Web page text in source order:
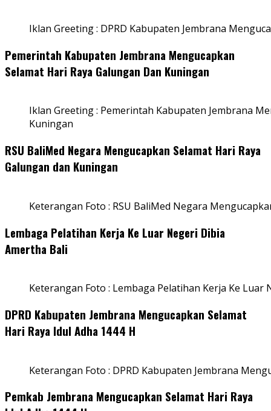
Iklan Greeting : DPRD Kabupaten Jembrana
Pemerintah Kabupaten Jembrana Mengucapkan
Selamat Hari Raya Galungan Dan Kuningan
Iklan Greeting : Pemerintah Kabupaten Jembrana
Kuningan
RSU BaliMed Negara Mengucapkan Selamat Hari Raya
Galungan dan Kuningan
Keterangan Foto : RSU BaliMed Negara
Lembaga Pelatihan Kerja Ke Luar Negeri Dibia
Amertha Bali
Keterangan Foto : Lembaga Pelatihan Kerja Ke Luar
DPRD Kabupaten Jembrana Mengucapkan Selamat
Hari Raya Idul Adha 1444 H
Keterangan Foto : DPRD Kabupaten Jembrana
Pemkab Jembrana Mengucapkan Selamat Hari Raya